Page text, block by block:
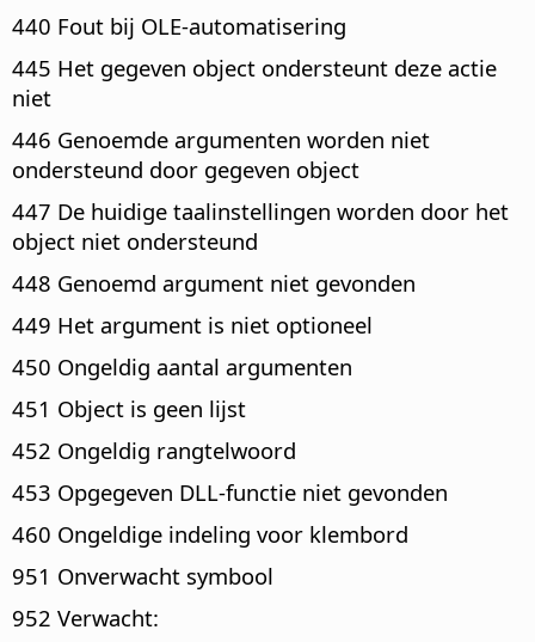
440 Fout bij OLE-automatisering
445 Het gegeven object ondersteunt deze actie
niet
446 Genoemde argumenten worden niet
ondersteund door gegeven object
447 De huidige taalinstellingen worden door het
object niet ondersteund
448 Genoemd argument niet gevonden
449 Het argument is niet optioneel
450 Ongeldig aantal argumenten
451 Object is geen lijst
452 Ongeldig rangtelwoord
453 Opgegeven DLL-functie niet gevonden
460 Ongeldige indeling voor klembord
951 Onverwacht symbool
952 Verwacht: